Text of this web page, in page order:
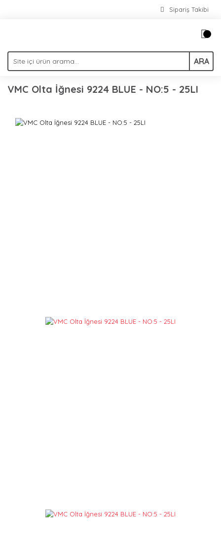
Sipariş Takibi
ARA
VMC Olta İğnesi 9224 BLUE - NO:5 - 25LI